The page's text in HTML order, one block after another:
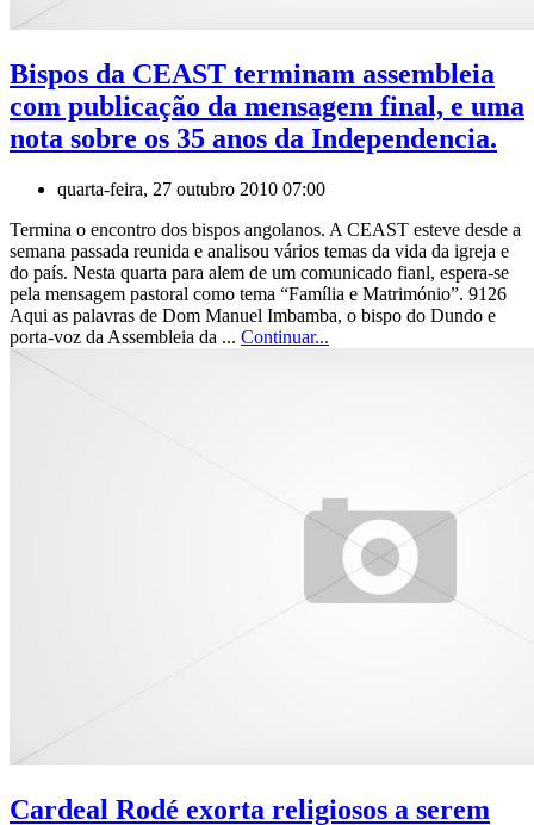
Bispos da CEAST terminam assembleia
com publicação da mensagem final, e uma
nota sobre os 35 anos da Independencia.
quarta-feira, 27 outubro 2010 07:00
Termina o encontro dos bispos angolanos. A CEAST esteve desde a
semana passada reunida e analisou vários temas da vida da igreja e
do país. Nesta quarta para alem de um comunicado fianl, espera-se
pela mensagem pastoral como tema “Família e Matrimónio”. 9126
Aqui as palavras de Dom Manuel Imbamba, o bispo do Dundo e
porta-voz da Assembleia da ... Continuar...
Cardeal Rodé exorta religiosos a serem